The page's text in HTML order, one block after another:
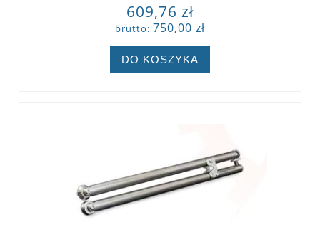
609,76 zł
brutto: 750,00 zł
DO KOSZYKA